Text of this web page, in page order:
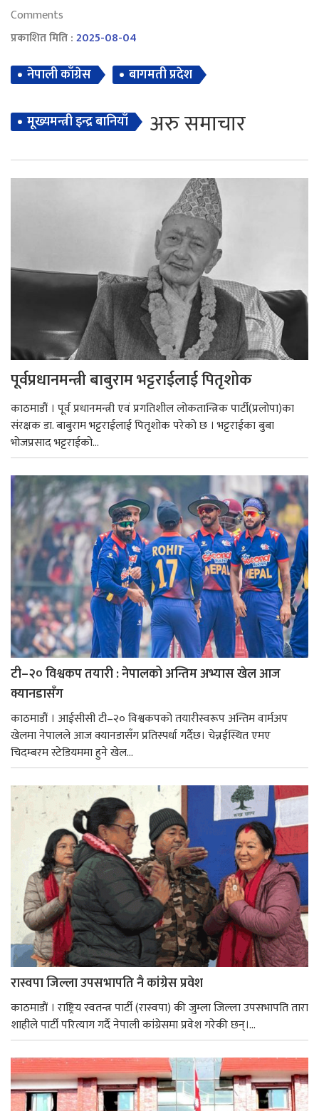
Comments
प्रकाशित मिति :2025-08-04
नेपाली काँग्रेस बागमती प्रदेश
मूख्यमन्त्री इन्द्र बानियाँ अरु समाचार
पूर्वप्रधानमन्त्री बाबुराम भट्टराईलाई पितृशोक
काठमाडौं । पूर्व प्रधानमन्त्री एवं प्रगतिशील लोकतान्त्रिक पार्टी(प्रलोपा)का
संरक्षक डा. बाबुराम भट्टराईलाई पितृशोक परेको छ । भट्टराईका बुबा
भोजप्रसाद भट्टराईको...
टी–२० विश्वकप तयारी : नेपालको अन्तिम अभ्यास खेल आज
क्यानडासँग
काठमाडौं । आईसीसी टी–२० विश्वकपको तयारीस्वरूप अन्तिम वार्मअप
खेलमा नेपालले आज क्यानडासँग प्रतिस्पर्धा गर्दैछ। चेन्नईस्थित एमए
चिदम्बरम स्टेडियममा हुने खेल...
रास्वपा जिल्ला उपसभापति नै कांग्रेस प्रवेश
काठमाडाैं । राष्ट्रिय स्वतन्त्र पार्टी (रास्वपा) की जुम्ला जिल्ला उपसभापति तारा
शाहीले पार्टी परित्याग गर्दै नेपाली कांग्रेसमा प्रवेश गरेकी छन्।...